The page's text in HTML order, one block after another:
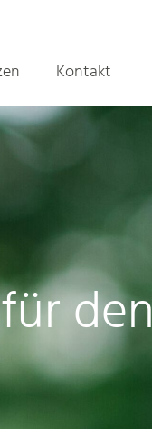
Kontakt
den